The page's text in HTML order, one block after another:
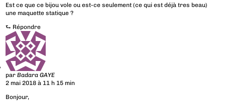
Est ce que ce bijou vole ou est-ce seulement (ce qui est déjà tres beau)
une maquette statique ?
⮑ Répondre
parBadara GAYE
2 mai 2018 à 11 h 15 min
Bonjour,